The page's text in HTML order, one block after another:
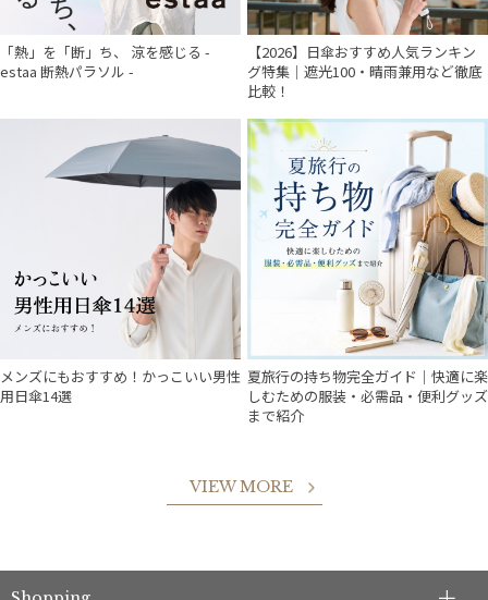
在庫表示
入荷状況
「熱」を「断」ち、 涼を感じる -
estaa 断熱パラソル -
【2026】日傘おすすめ人気ランキン
グ特集｜遮光100・晴雨兼用など徹底
比較！
メンズにもおすすめ！かっこいい男性
用日傘14選
夏旅行の持ち物完全ガイド｜快適に楽
しむための服装・必需品・便利グッズ
まで紹介
VIEW MORE